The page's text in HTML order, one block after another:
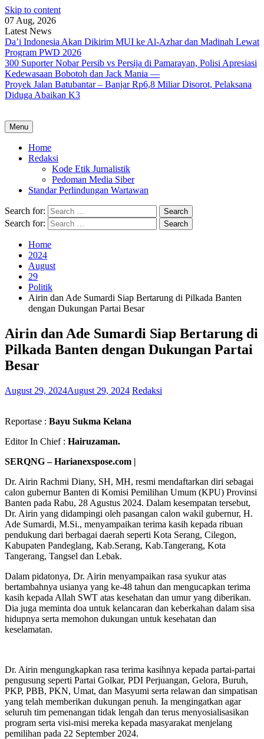
Skip to content
07 Aug, 2026
Latest News
Da’i Indonesia Akan Dikirim MUI ke Al-Azhar dan Madinah Lewat
Program PWD 2026
300 Suporter Nobar Persib vs Persija di Pamarayan, Polisi Apresiasi
Kedewasaan Bobotoh dan Jack Mania —
Proyek Jalan Batubantar – Banjar Rp6,8 Miliar Disorot, Pelaksana
Diduga Abaikan K3
Menu
Home
Redaksi
Kode Etik Jurnalistik
Pedoman Media Siber
Standar Perlindungan Wartawan
Search for:
Search for:
Home
2024
August
29
Politik
Airin dan Ade Sumardi Siap Bertarung di Pilkada Banten
dengan Dukungan Partai Besar
Airin dan Ade Sumardi Siap Bertarung di
Pilkada Banten dengan Dukungan Partai
Besar
August 29, 2024August 29, 2024 Redaksi
Reportase : Bayu Sukma Kelana
Editor In Chief : Hairuzaman.
SERQNG – Harianexspose.com |
Dr. Airin Rachmi Diany, SH, MH, resmi mendaftarkan diri sebagai
calon gubernur Banten di Komisi Pemilihan Umum (KPU) Provinsi
Banten pada Rabu, 28 Agustus 2024. Dalam kesempatan tersebut,
Dr. Airin yang didampingi oleh pasangan calon wakil gubernur, H.
Ade Sumardi, M.Si., menyampaikan terima kasih kepada ribuan
pendukung dari berbagai daerah seperti Kota Serang, Cilegon,
Kabupaten Pandeglang, Kab.Serang, Kab.Tangerang, Kota
Tangerang, Tangsel dan Lebak.
Dalam pidatonya, Dr. Airin menyampaikan rasa syukur atas
bertambahnya usianya yang ke-48 tahun dan mengucapkan terima
kasih kepada Allah SWT atas kesehatan dan umur yang diberikan.
Dia juga meminta doa untuk kelancaran dan keberkahan dalam sisa
hidupnya serta memohon dukungan untuk kesehatan dan
keselamatan.
Dr. Airin mengungkapkan rasa terima kasihnya kepada partai-partai
pengusung seperti Partai Golkar, PDI Perjuangan, Gelora, Buruh,
PKP, PBB, PKN, Umat, dan Masyumi serta relawan dan simpatisan
yang telah memberikan dukungan penuh. Ia mengingatkan agar
seluruh tim pemenangan tidak lengah dan terus menyosialisasikan
program serta visi-misi mereka kepada masyarakat menjelang
pemilihan pada 22 September 2024.